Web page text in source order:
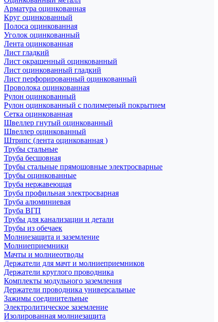
Арматура оцинкованная
Круг оцинкованный
Полоса оцинкованная
Уголок оцинкованный
Лента оцинкованная
Лист гладкий
Лист окрашенный оцинкованный
Лист оцинкованный гладкий
Лист перфорированный оцинкованный
Проволока оцинкованная
Рулон оцинкованный
Рулон оцинкованный с полимерный покрытием
Сетка оцинкованная
Швеллер гнутый оцинкованный
Швеллер оцинкованный
Штрипс (лента оцинкованная )
Трубы стальные
Труба бесшовная
Трубы стальные прямошовные электросварные
Трубы оцинкованные
Труба нержавеющая
Труба профильная электросварная
Труба алюминиевая
Труба ВГП
Трубы для канализации и детали
Трубы из обечаек
Молниезащита и заземление
Молниеприемники
Мачты и молниеотводы
Держатели для мачт и молниеприемников
Держатели круглого проводника
Комплекты модульного заземления
Держатели проводника универсальные
Зажимы соединительные
Электролитическое заземление
Изолированная молниезащита